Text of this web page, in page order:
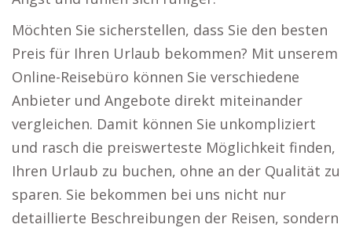
Möchten Sie sicherstellen, dass Sie den besten
Preis für Ihren Urlaub bekommen? Mit unserem
Online-Reisebüro können Sie verschiedene
Anbieter und Angebote direkt miteinander
vergleichen. Damit können Sie unkompliziert
und rasch die preiswerteste Möglichkeit finden,
Ihren Urlaub zu buchen, ohne an der Qualität zu
sparen. Sie bekommen bei uns nicht nur
detaillierte Beschreibungen der Reisen, sondern